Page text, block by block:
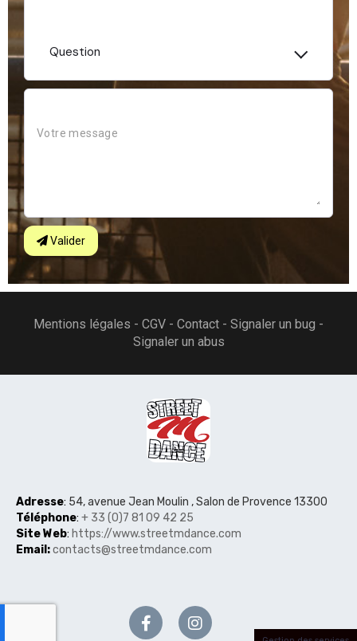
Question
Valider
Mentions légales - CGV - Contact - Signaler un bug -
Signaler un abus
Adresse: 54, avenue Jean Moulin , Salon de Provence 13300
Téléphone: + 33 (0)7 81 09 42 25
Site Web: https://www.streetmdance.com
Email:contacts@streetmdance.com